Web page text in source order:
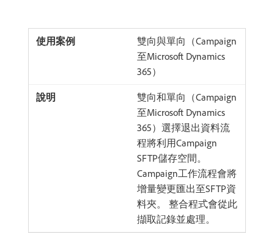
雙向與單向（Campaign
至Microsoft Dynamics
365）
雙向和單向（Campaign
至Microsoft Dynamics
365）選擇退出資料流
程將利用Campaign
SFTP儲存空間。
Campaign工作流程會將
增量變更匯出至SFTP資
料夾。 整合程式會從此
擷取記錄並處理。